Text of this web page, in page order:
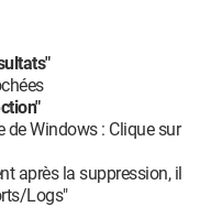
Windows : Clique sur
après la suppression, il
Logs"